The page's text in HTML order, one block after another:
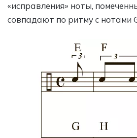
«исправления» ноты,
совпадают по ритму с нотами